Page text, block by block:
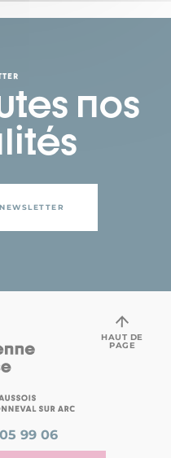
nos
99 06
HAUT DE
PAGE